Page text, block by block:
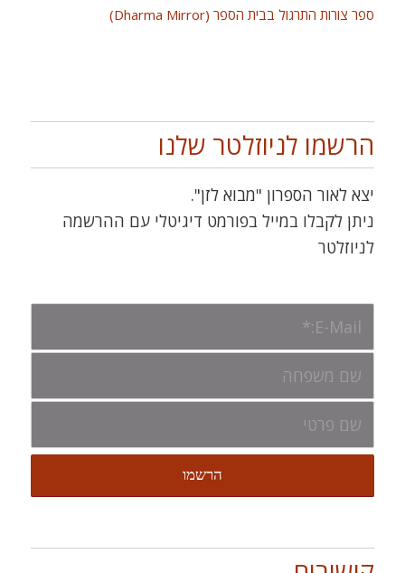
ספר צורות התרגול בבית הספר (Dharma Mirror)
הרשמו לניוזלטר שלנו
יצא לאור הספרון "מבוא לזן".
ניתן לקבלו במייל בפורמט דיגיטלי עם ההרשמה
לניוזלטר